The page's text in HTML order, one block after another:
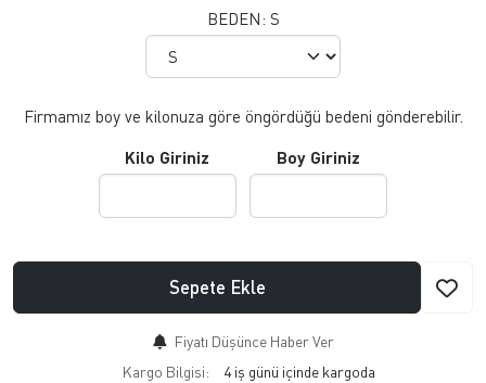
BEDEN: S
Firmamız boy ve kilonuza göre öngördüğü bedeni gönderebilir.
Kilo Giriniz Boy Giriniz
Sepete Ekle
Fiyatı Düşünce Haber Ver
Kargo Bilgisi:
4 iş günü içinde kargoda